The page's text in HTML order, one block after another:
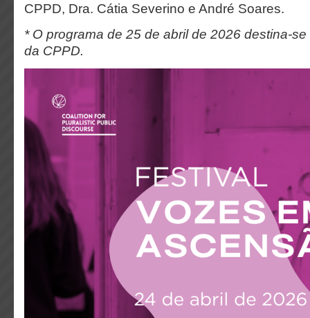
CPPD, Dra. Cátia Severino e André Soares.
* O programa de 25 de abril de 2026 destina-
da CPPD.